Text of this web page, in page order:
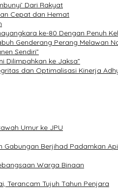
Dari Rakyat
Cepat dan Hemat
ke-80 Dengan Penuh
Genderang Perang Melawan
Sendiri”
Dilimpahkan ke Jaksa”
dan Optimalisasi Kinerja
Umur ke JPU
Berjihad Padamkan
Warga Binaan
Terancam Tujuh Tahun Penjara